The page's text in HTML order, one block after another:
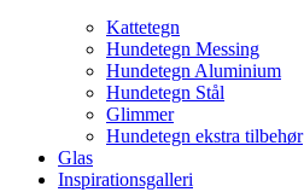
Kattetegn
Hundetegn Messing
Hundetegn Aluminium
Hundetegn Stål
Glimmer
Hundetegn ekstra tilbehør
Glas
Inspirationsgalleri